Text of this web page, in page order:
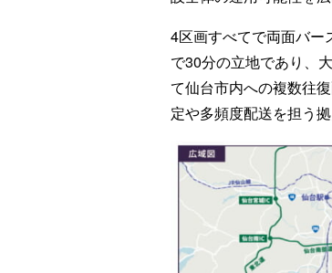
4区画すべてで両面バー
で30分の立地であり、
て仙台市内への複数往
定や多頻度配送を担う